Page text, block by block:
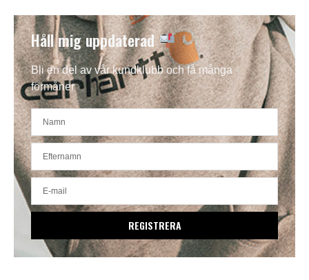
Håll mig uppdaterad
Bli en del av vår kundklubb och få många
förmåner
REGISTRERA